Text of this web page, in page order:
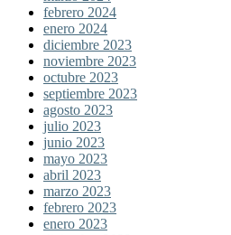
febrero 2024
enero 2024
diciembre 2023
noviembre 2023
octubre 2023
septiembre 2023
agosto 2023
julio 2023
junio 2023
mayo 2023
abril 2023
marzo 2023
febrero 2023
enero 2023